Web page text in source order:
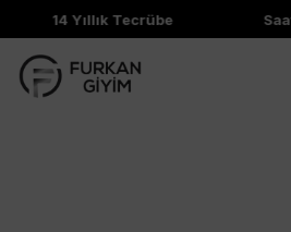
14 Yıllık Tecrübe Saat